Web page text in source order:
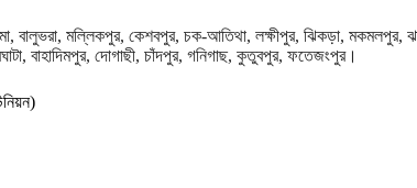
বালুভরা, মল্লিকপুর, কেশবপুর, চক-আতিথা, লক্ষীপুর, ঝিকড়া,
বাহাদিমপুর, দোগাছী, চাঁদপুর, গনিগাছ, কুতুবপুর, ফতেজংপুর।